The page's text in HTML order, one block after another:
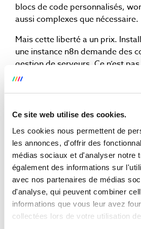
Ce site web utilise des cookies.
Les cookies nous permettent de
les annonces, d'offrir des
médias sociaux et d'analyser notre
également des informations sur
avec nos partenaires de médias
d'analyse, qui peuvent combiner
informations que vous leur avez
collectées lors de votre utilisation
blocs de code personnalisés,
aussi complexes que nécessaire.
Mais cette liberté a un prix.
une instance n8n demande des
gestion de serveurs. Ce n’est
c’est un outil
puissant
ressources techniques en
n8n est le bon choix sivous
techniques, que la souveraineté
non négociable dans votre
travaillez à un volume qui justifie
initial.
LES 4 QUESTIONS À
AVANT DE CHOISIR